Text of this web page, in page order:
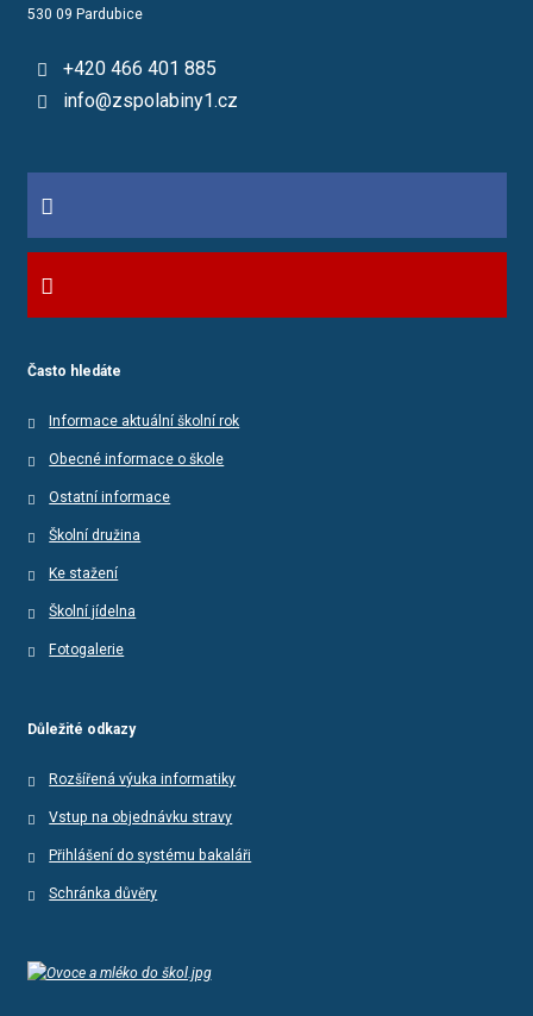
530 09 Pardubice
+420 466 401 885
info@zspolabiny1.cz
Často hledáte
Informace aktuální školní rok
Obecné informace o škole
Ostatní informace
Školní družina
Ke stažení
Školní jídelna
Fotogalerie
Důležité odkazy
Rozšířená výuka informatiky
Vstup na objednávku stravy
Přihlášení do systému bakaláři
Schránka důvěry